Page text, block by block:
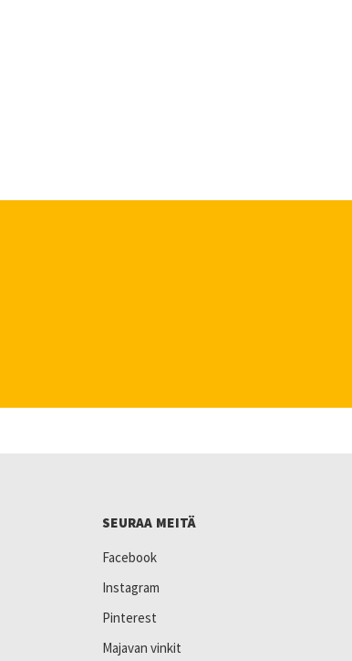
SEURAA MEITÄ
Facebook
Instagram
Pinterest
Majavan vinkit